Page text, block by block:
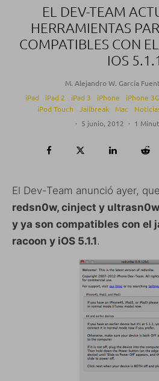
EL DEV-TEAM
HERRAMIENTAS
COMPATIBLES CON
IOS 5.1.1
M. Alejandro W. García
iPad
iPad 2 iPad 3 iPhone iPhone
iPod Touch
Jailbreak Mac
· 5 junio, 2012 · 1
El Dev-Team anunció ayer, que
redsn0w, cinject y
y ya son compatibles con el
racoon y iOS 5.1.1.